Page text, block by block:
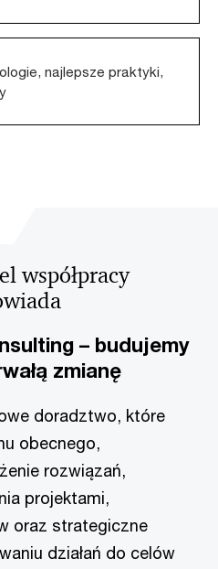
najlepsze praktyki,
współpracy
– budujemy
zmianę
doradztwo, które
obecnego,
rozwiązań,
projektami,
oraz strategiczne
działań do celów